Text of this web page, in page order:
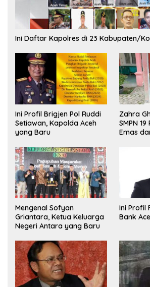
Ini Daftar Kapolres di 23 Kabupaten/
Ini Profil Brigjen Pol Ruddi
Setiawan, Kapolda Aceh
yang Baru
Zahra
SMPN
Emas
Mengenal Sofyan
Griantara, Ketua Keluarga
Negeri Antara yang Baru
Ini Profil
Bank